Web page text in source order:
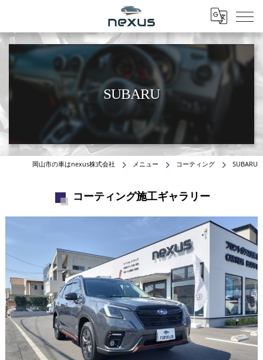
Menu
SUBARU
岡山市の車はnexus株式会社 メニュー コーティング SUBARU
コーティング施工ギャラリー